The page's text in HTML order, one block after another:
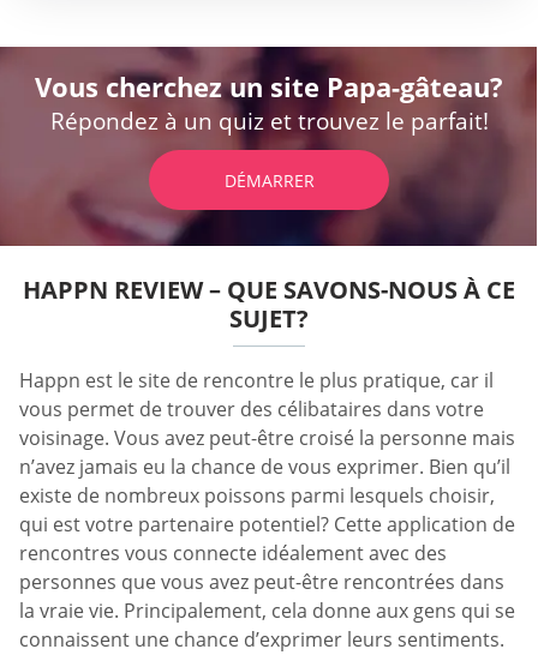
Vous cherchez un site Papa-gâteau?
Répondez à un quiz et trouvez le parfait!
DÉMARRER
HAPPN REVIEW – QUE SAVONS-NOUS À CE
SUJET?
Happn est le site de rencontre le plus pratique, car il
vous permet de trouver des célibataires dans votre
voisinage. Vous avez peut-être croisé la personne mais
n’avez jamais eu la chance de vous exprimer. Bien qu’il
existe de nombreux poissons parmi lesquels choisir,
qui est votre partenaire potentiel? Cette application de
rencontres vous connecte idéalement avec des
personnes que vous avez peut-être rencontrées dans
la vraie vie. Principalement, cela donne aux gens qui se
connaissent une chance d’exprimer leurs sentiments.